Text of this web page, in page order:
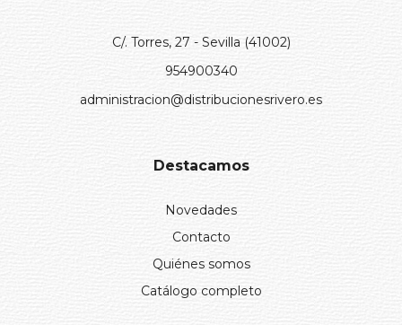
C/. Torres, 27 - Sevilla (41002)
954900340
administracion@distribucionesrivero.es
Destacamos
Novedades
Contacto
Quiénes somos
Catálogo completo